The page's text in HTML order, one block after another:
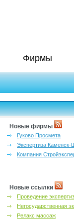
Фирмы
Новые фирмы
Гуково Просмета
Экспертиза Каменск-
Компания
Новые ссылки
Проведение
Негосударственная
Релакс массаж